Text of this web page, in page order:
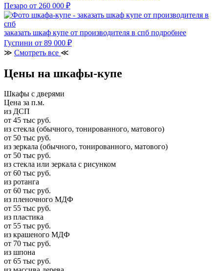
Пезаро от 260 000 ₽
заказать шкаф купе от производителя в спб подробнее
Гуспини от 89 000 ₽
≫ Смотреть все ≪
Цены на шкафы-купе
Шкафы с дверями
Цена за п.м.
из ДСП
от 45 тыс руб.
из стекла (обычного, тонированного, матового)
от 50 тыс руб.
из зеркала (обычного, тонированного, матового)
от 50 тыс руб.
из стекла или зеркала с рисунком
от 60 тыс руб.
из ротанга
от 60 тыс руб.
из пленочного МДФ
от 55 тыс руб.
из пластика
от 55 тыс руб.
из крашеного МДФ
от 70 тыс руб.
из шпона
от 65 тыс руб.